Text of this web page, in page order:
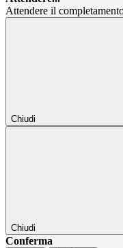
Attendere il
Chiudi
Chiudi
Conferma